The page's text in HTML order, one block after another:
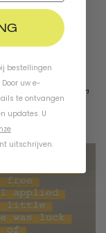
van huidige
voor fietskoeriers in
of geruild.
bestellingen
uw e-
te ontvangen
updates. U
uitschrijven.